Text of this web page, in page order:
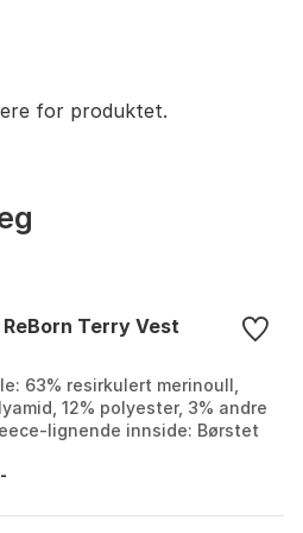
pustende og børstet
frontglidelås
mansjetter
nederkant
for produktet.
Terry Vest
63% resirkulert merinoull,
12% polyester, 3% andre
lignende innside: Børstet
,-